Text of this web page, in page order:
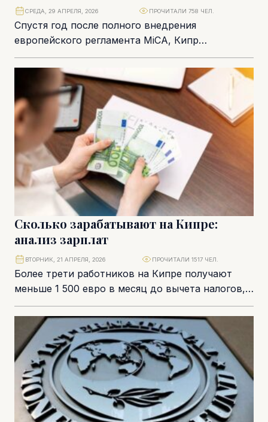
Спустя год после полного внедрения
европейского регламента MiCA, Кипр
окончательно закрепил за собой статус
главного криптохаба Средиземноморья. Для
местного бизнеса...
СРЕДА, 29 АПРЕЛЯ, 2026 ПРОЧИТАЛИ 758 ЧЕЛ.
Сколько зарабатывают на Кипре:
анализ зарплат
Более трети работников на Кипре получают
меньше 1 500 евро в месяц до вычета налогов, а
почти 40% – от...
ВТОРНИК, 21 АПРЕЛЯ, 2026 ПРОЧИТАЛИ 1517 ЧЕЛ.